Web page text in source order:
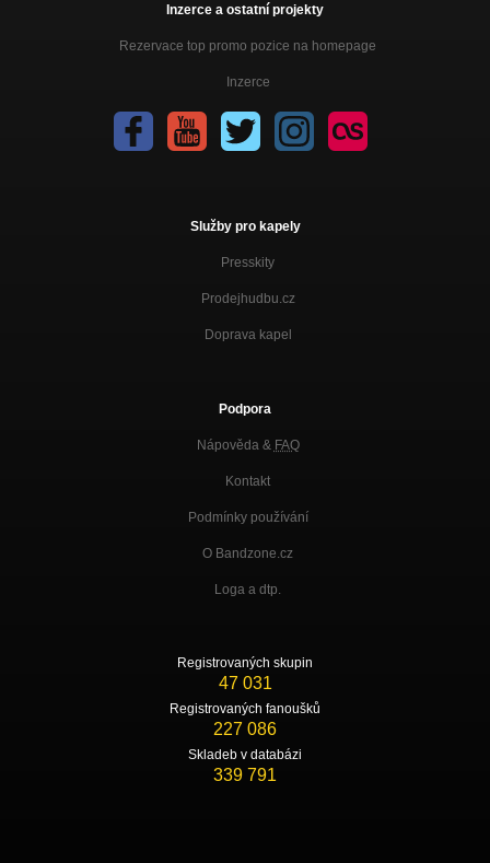
Inzerce a ostatní projekty
Rezervace top promo pozice na homepage
Inzerce
Služby pro kapely
Presskity
Prodejhudbu.cz
Doprava kapel
Podpora
Nápověda & FAQ
Kontakt
Podmínky používání
O Bandzone.cz
Loga a dtp.
Registrovaných skupin
47 031
Registrovaných fanoušků
227 086
Skladeb v databázi
339 791